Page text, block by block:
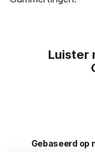
Luister
Gebaseerd op